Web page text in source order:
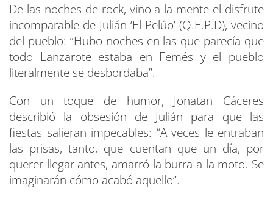
De las noches de rock, vino a la mente el disfrute
incomparable de Julián ‘El Pelúo’ (Q.E.P.D), vecino
del pueblo: “Hubo noches en las que parecía que
todo Lanzarote estaba en Femés y el pueblo
literalmente se desbordaba”.
Con un toque de humor, Jonatan Cáceres
describió la obsesión de Julián para que las
fiestas salieran impecables: “A veces le entraban
las prisas, tanto, que cuentan que un día, por
querer llegar antes, amarró la burra a la moto. Se
imaginarán cómo acabó aquello”.